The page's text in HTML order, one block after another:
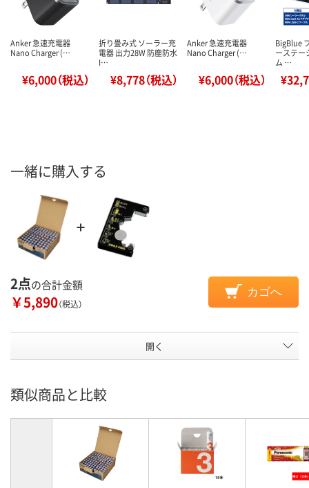
Anker 急速充電器
Nano Charger (…
¥6,000（税込）
折り畳み式 ソーラー充
電器 出力28W 防塵防水
I…
¥8,778（税込）
Anker 急速充電器
Nano Charger (…
¥6,000（税込）
BigBlue
ーステー
ム …
一緒に購入する
2点の合計金額
￥5,890（税込）
カゴへ
開く
類似商品と比較